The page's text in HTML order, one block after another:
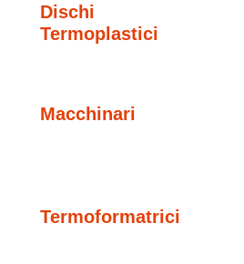
Dischi
Termoplastici
Macchinari
Termoformatrici